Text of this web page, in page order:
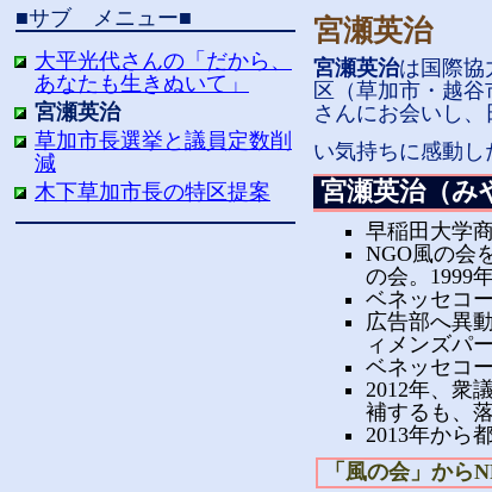
宮瀬英治
宮瀬英治は国際協
区（草加市・越
さんにお会いし
い気持ちに感動し
宮瀬英治（み
早稲田大学
NGO風の会
の会。1999
ベネッセコ
広告部へ異
ィメンズパ
ベネッセコ
2012年、衆
補するも、落
2013年から
「風の会」から
■サブ メニュー■
大平光代さんの「だから、
あなたも生きぬいて」
宮瀬英治
草加市長選挙と議員定数削
減
木下草加市長の特区提案